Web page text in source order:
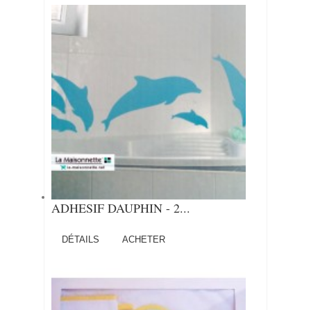
ADHESIF DAUPHIN - 2...
DÉTAILS ACHETER